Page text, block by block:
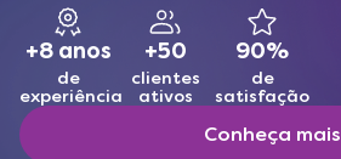
+8 anos
de
experiência
+50
clientes
ativos
90%
de
satisfação
Conheça mais